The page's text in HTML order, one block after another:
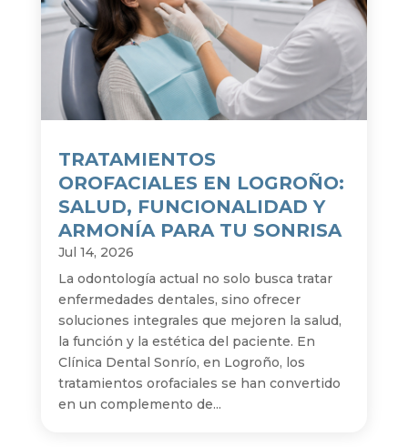
TRATAMIENTOS
OROFACIALES EN LOGROÑO:
SALUD, FUNCIONALIDAD Y
ARMONÍA PARA TU SONRISA
Jul 14, 2026
La odontología actual no solo busca tratar
enfermedades dentales, sino ofrecer
soluciones integrales que mejoren la salud,
la función y la estética del paciente. En
Clínica Dental Sonrío, en Logroño, los
tratamientos orofaciales se han convertido
en un complemento de...